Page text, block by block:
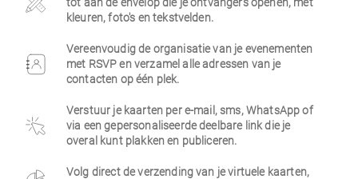
kleuren, foto's en tekstvelden.
Vereenvoudig de organisatie van je evenementen
met RSVP en verzamel alle adressen van je
contacten op één plek.
Verstuur je kaarten per e-mail, sms, WhatsApp of
via een gepersonaliseerde deelbare link die je
overal kunt plakken en publiceren.
Volg direct de verzending van je virtuele kaarten,